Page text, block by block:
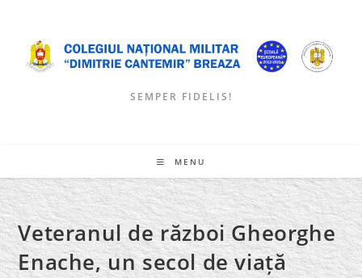
content
SEMPER FIDELIS!
MENU
Veteranul de război Gheorghe
Enache, un secol de viață